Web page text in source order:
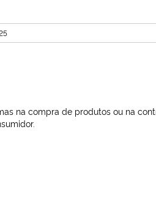
na compra de produtos ou na